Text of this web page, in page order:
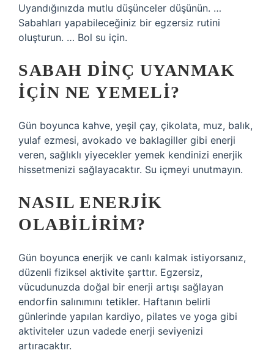
Uyandığınızda mutlu düşünceler düşünün. …
Sabahları yapabileceğiniz bir egzersiz rutini
oluşturun. … Bol su için.
SABAH DINÇ UYANMAK
IÇIN NE YEMELI?
Gün boyunca kahve, yeşil çay, çikolata, muz, balık,
yulaf ezmesi, avokado ve baklagiller gibi enerji
veren, sağlıklı yiyecekler yemek kendinizi enerjik
hissetmenizi sağlayacaktır. Su içmeyi unutmayın.
NASIL ENERJIK
OLABILIRIM?
Gün boyunca enerjik ve canlı kalmak istiyorsanız,
düzenli fiziksel aktivite şarttır. Egzersiz,
vücudunuzda doğal bir enerji artışı sağlayan
endorfin salınımını tetikler. Haftanın belirli
günlerinde yapılan kardiyo, pilates ve yoga gibi
aktiviteler uzun vadede enerji seviyenizi
artıracaktır.